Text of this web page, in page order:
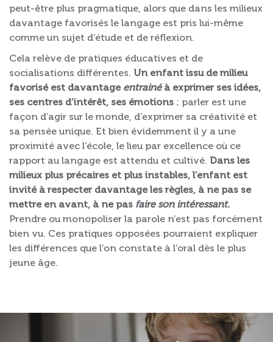
peut-être plus pragmatique, alors que dans les milieux
davantage favorisés le langage est pris lui-même
comme un sujet d’étude et de réflexion.
Cela relève de pratiques éducatives et de
socialisations différentes. Un enfant issu de milieu
favorisé est davantage entrainéà exprimer ses idées,
ses centres d’intérêt, ses émotions ; parler est une
façon d’agir sur le monde, d’exprimer sa créativité et
sa pensée unique. Et bien évidemment il y a une
proximité avec l’école, le lieu par excellence où ce
rapport au langage est attendu et cultivé. Dans les
milieux plus précaires et plus instables, l’enfant est
invité à respecter davantage les règles, à ne pas se
mettre en avant, à ne pas faire son intéressant.
Prendre ou monopoliser la parole n’est pas forcément
bien vu. Ces pratiques opposées pourraient expliquer
les différences que l’on constate à l’oral dès le plus
jeune âge.